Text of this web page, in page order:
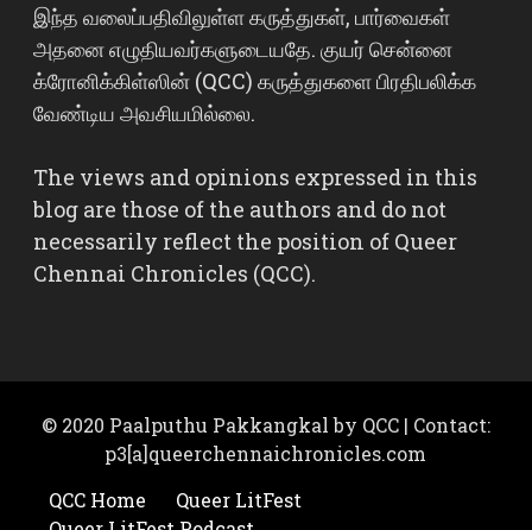
இந்த வலைப்பதிவிலுள்ள கருத்துகள், பார்வைகள்
அதனை எழுதியவர்களுடையதே. குயர் சென்னை
க்ரோனிக்கிள்ஸின் (QCC) கருத்துகளை பிரதிபலிக்க
வேண்டிய அவசியமில்லை.
The views and opinions expressed in this
blog are those of the authors and do not
necessarily reflect the position of Queer
Chennai Chronicles (QCC).
© 2020 Paalputhu Pakkangkal by QCC | Contact:
p3[a]queerchennaichronicles.com
QCC Home
Queer LitFest